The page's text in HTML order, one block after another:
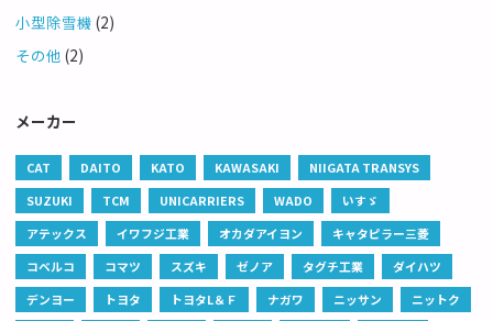
小型除雪機 (2)
その他 (2)
メーカー
CAT DAITO KATO KAWASAKI
NIIGATA TRANSYS
SUZUKI
TCM UNICARRIERS WADO
いすゞ
アテックス
イワフジ工業 オカダアイヨン
キャタピラー三菱
コベルコ
コマツ スズキ ゼノア タグチ工業
ダイハツ
デンヨー
トヨタ トヨタL＆Ｆ ナガワ ニッサン
ニットク